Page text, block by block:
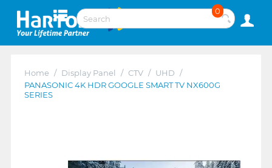
0
Home / Display Panel / CTV / UHD /
PANASONIC 4K HDR GOOGLE SMART TV NX600G
SERIES